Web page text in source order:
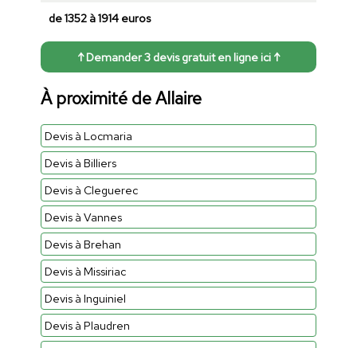
de 1352 à 1914 euros
↑ Demander 3 devis gratuit en ligne ici ↑
À proximité de Allaire
Devis à Locmaria
Devis à Billiers
Devis à Cleguerec
Devis à Vannes
Devis à Brehan
Devis à Missiriac
Devis à Inguiniel
Devis à Plaudren